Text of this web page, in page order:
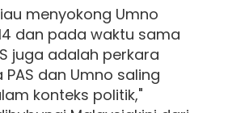
menyokong Umno
dan pada waktu sama
juga adalah perkara
dan Umno saling
konteks politik,"